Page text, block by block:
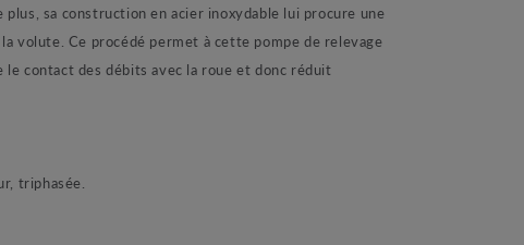
sa construction en acier inoxydable lui procure une
volute. Ce procédé permet à cette pompe de relevage
contact des débits avec la roue et donc réduit
triphasée.